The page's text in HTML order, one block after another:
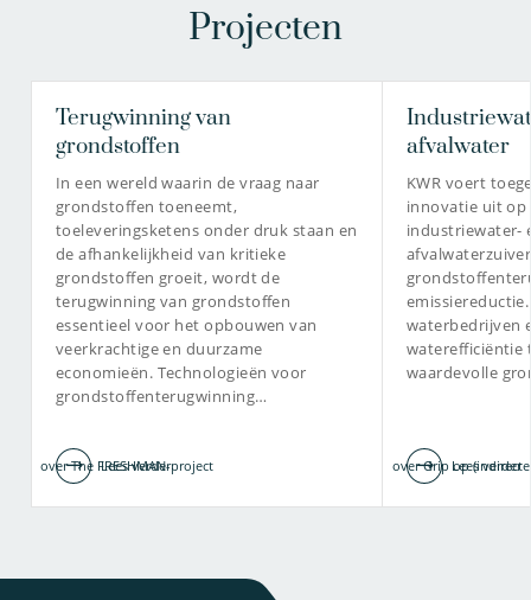
Projecten
Terugwinning van
grondstoffen
In een wereld waarin de vraag naar
grondstoffen toeneemt,
toeleveringsketens onder druk staan en
de afhankelijkheid van kritieke
grondstoffen groeit, wordt de
terugwinning van grondstoffen
essentieel voor het opbouwen van
veerkrachtige en duurzame
economieën. Technologieën voor
grondstoffenterugwinning…
Lees verder
afvalwater
KWR voert
innovatie uit op
industriewater-
waterbedrijven
waterefficiëntie
waardevolle
Lees verder
over The FRESHMAN-project over Grip op